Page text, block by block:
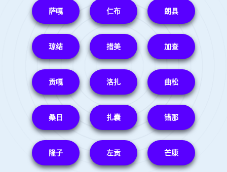
萨嘎 仁布 朗县
琼结 措美 加查
贡嘎 洛扎 曲松
桑日 扎囊 错那
隆子 左贡 芒康